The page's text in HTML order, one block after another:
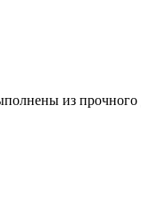
из прочного